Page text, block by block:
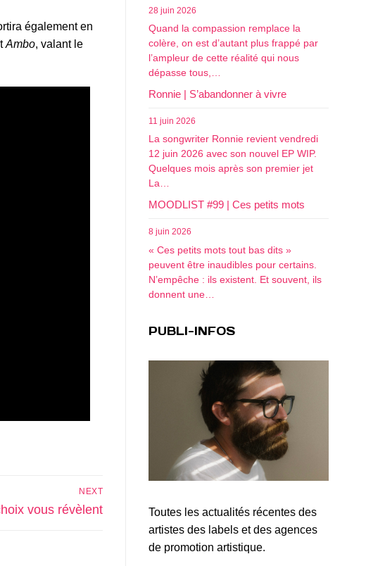
également en
Ambo, valant le
NEXT
vous révèlent
28 juin 2026
Quand la compassion remplace la
colère, on est d’autant plus frappé par
l’ampleur de cette réalité qui nous
dépasse tous,…
Ronnie | S’abandonner à vivre
11 juin 2026
La songwriter Ronnie revient vendredi
12 juin 2026 avec son nouvel EP WIP.
Quelques mois après son premier jet
La…
MOODLIST #99 | Ces petits mots
8 juin 2026
« Ces petits mots tout bas dits »
peuvent être inaudibles pour certains.
N’empêche : ils existent. Et souvent, ils
donnent une…
PUBLI-INFOS
Toutes les actualités récentes des
artistes des labels et des agences
de promotion artistique.